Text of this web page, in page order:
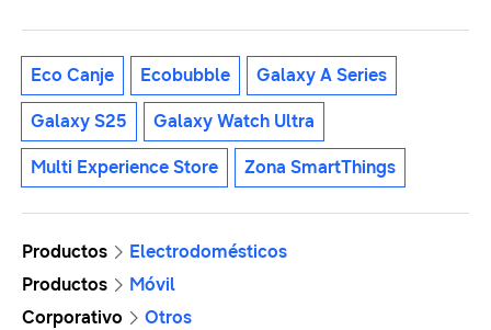
Eco Canje Ecobubble Galaxy A Series
Galaxy S25 Galaxy Watch Ultra
Multi Experience Store Zona SmartThings
Productos
Electrodomésticos
Productos
Móvil
Corporativo
Otros